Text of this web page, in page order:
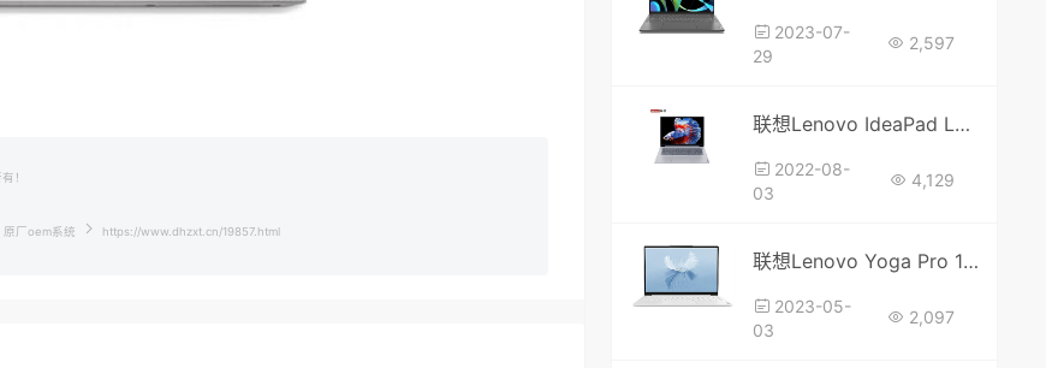
！
原厂oem系统 https://www.dhzxt.cn/19857.html
2023-07-
29
2,597
联想Lenovo IdeaPad L340-15IWL(81LG)Win10家庭中文版，带一键还原和专属驱动
2022-08-
03
4,129
联想Lenovo Yoga Pro 13sITL 2021 (82HJ)Win10家庭中文版 原厂oem系统
2023-05-
03
2,097